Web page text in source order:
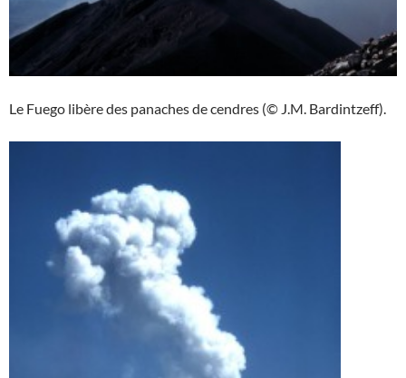
Le Fuego libère des panaches de cendres (© J.M. Bardintzeff).